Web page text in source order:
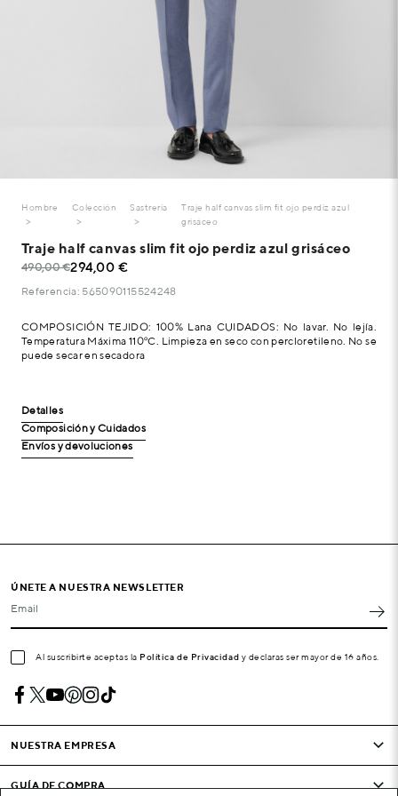
Hombre Colección Sastrería
Traje half canvas slim fit ojo perdiz azul
grisáceo
Traje half canvas slim fit ojo perdiz azul grisáceo
490,00 €294,00 €
Referencia: 565090115524248
COMPOSICIÓN TEJIDO: 100% Lana CUIDADOS: No lavar. No lejía.
Temperatura Máxima 110ºC. Limpieza en seco con percloretileno. No se
puede secar en secadora
Detalles
Composición y Cuidados
Envíos y devoluciones
ÚNETE A NUESTRA NEWSLETTER
Email
Al suscribirte aceptas la Política de Privacidad y declaras ser mayor de 16 años.
NUESTRA EMPRESA
GUÍA DE COMPRA